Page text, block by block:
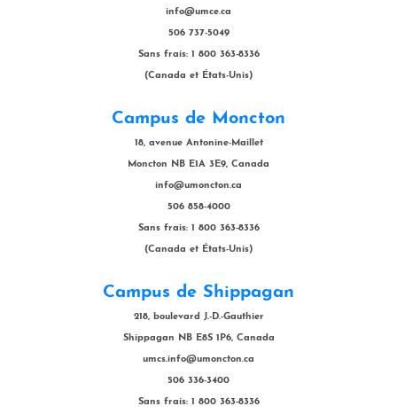
info@umce.ca
506 737-5049
Sans frais: 1 800 363-8336
(Canada et États-Unis)
Campus de Moncton
18, avenue Antonine-Maillet
Moncton NB E1A 3E9, Canada
info@umoncton.ca
506 858-4000
Sans frais: 1 800 363-8336
(Canada et États-Unis)
Campus de Shippagan
218, boulevard J.-D.-Gauthier
Shippagan NB E8S 1P6, Canada
umcs.info@umoncton.ca
506 336-3400
Sans frais: 1 800 363-8336